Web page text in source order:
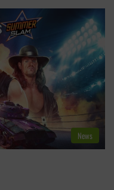
News